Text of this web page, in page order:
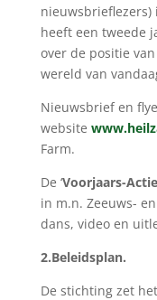
heeft een tweede
over de positie
wereld van
Nieuwsbrief en
website
Farm.
De ‘Voorjaars-
in m.n. Zeeuws-
dans, video en
2.Beleidsplan.
De stichting zet